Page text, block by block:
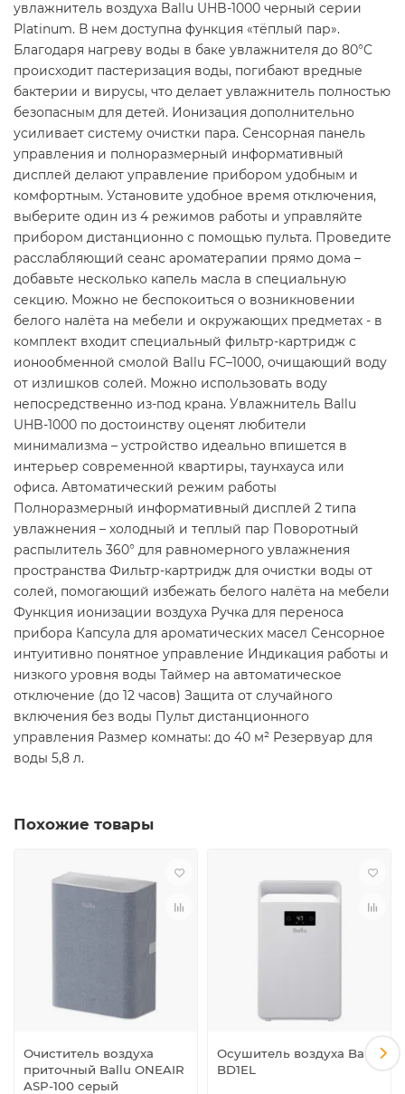
увлажнитель воздуха Ballu UHB-1000 черный серии
Platinum. В нем доступна функция «тёплый пар».
Благодаря нагреву воды в баке увлажнителя до 80°C
происходит пастеризация воды, погибают вредные
бактерии и вирусы, что делает увлажнитель полностью
безопасным для детей. Ионизация дополнительно
усиливает систему очистки пара. Сенсорная панель
управления и полноразмерный информативный
дисплей делают управление прибором удобным и
комфортным. Установите удобное время отключения,
выберите один из 4 режимов работы и управляйте
прибором дистанционно с помощью пульта. Проведите
расслабляющий сеанс ароматерапии прямо дома –
добавьте несколько капель масла в специальную
секцию. Можно не беспокоиться о возникновении
белого налёта на мебели и окружающих предметах - в
комплект входит специальный фильтр-картридж с
ионообменной смолой Ballu FC–1000, очищающий воду
от излишков солей. Можно использовать воду
непосредственно из-под крана. Увлажнитель Ballu
UHB-1000 по достоинству оценят любители
минимализма – устройство идеально впишется в
интерьер современной квартиры, таунхауса или
офиса. Автоматический режим работы
Полноразмерный информативный дисплей 2 типа
увлажнения – холодный и теплый пар Поворотный
распылитель 360° для равномерного увлажнения
пространства Фильтр-картридж для очистки воды от
солей, помогающий избежать белого налёта на мебели
Функция ионизации воздуха Ручка для переноса
прибора Капсула для ароматических масел Сенсорное
интуитивно понятное управление Индикация работы и
низкого уровня воды Таймер на автоматическое
отключение (до 12 часов) Защита от случайного
включения без воды Пульт дистанционного
управления Размер комнаты: до 40 м² Резервуар для
воды 5,8 л.
Похожие товары
Очиститель воздуха
приточный Ballu ONEAIR
ASP-100 серый
Осушитель воздуха Ballu
BD1EL